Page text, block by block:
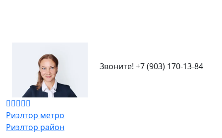
Звоните! +7 (903) 170-13-84
Риэлтор метро
Риэлтор район